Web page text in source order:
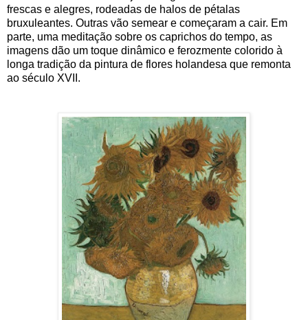
frescas e alegres, rodeadas de halos de pétalas
bruxuleantes. Outras vão semear e começaram a cair. Em
parte, uma meditação sobre os caprichos do tempo, as
imagens dão um toque dinâmico e ferozmente colorido à
longa tradição da pintura de flores holandesa que remonta
ao século XVII.